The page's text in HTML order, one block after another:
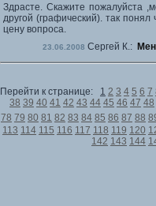
Здрасте. Скажите пожалуйста
другой (графический). так
цену вопроса.
23.06.2008 Сергей К.:
Перейти к странице: 1 2 3 4 5 6 7
38 39 40 41 42 43 44 45 46 47 48
78 79 80 81 82 83 84 85 86 87 88
113 114 115 116 117 118 119 120
142 143 144